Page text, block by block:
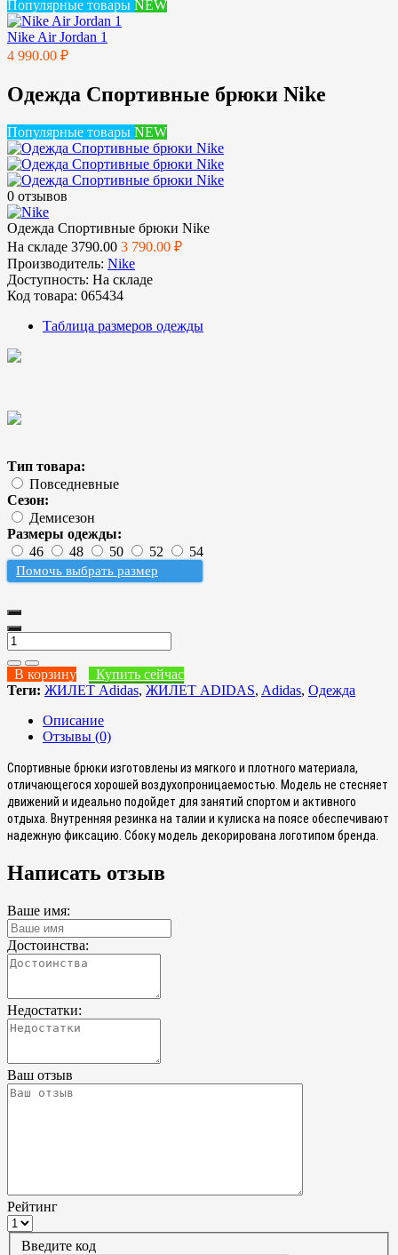
Популярные товары NEW
Nike Air Jordan 1
4 990.00 ₽
Одежда Спортивные брюки Nike
Популярные товары NEW
0 отзывов
Одежда Спортивные брюки Nike
На складе 3790.00 3 790.00 ₽
Производитель: Nike
Доступность: На складе
Код товара: 065434
Таблица размеров одежды
Тип товара:
Повседневные
Сезон:
Демисезон
Размеры одежды:
46
48 50 52 54
Помочь выбрать размер
В корзину
Купить сейчас
Теги: ЖИЛЕТ Adidas, ЖИЛЕТ ADIDAS, Adidas, Одежда
Описание
Отзывы (0)
Спортивные брюки изготовлены из мягкого и плотного материала,
отличающегося хорошей воздухопроницаемостью. Модель не стесняет
движений и идеально подойдет для занятий спортом и активного
отдыха. Внутренняя резинка на талии и кулиска на поясе обеспечивают
надежную фиксацию. Сбоку модель декорирована логотипом бренда.
Написать отзыв
Ваше имя:
Достоинства:
Недостатки:
Ваш отзыв
Рейтинг
Введите код